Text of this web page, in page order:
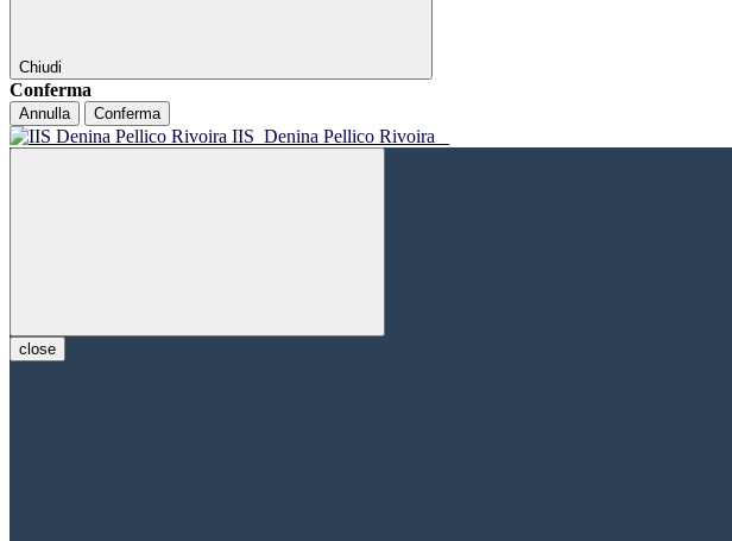
Chiudi
Conferma
Annulla Conferma
IIS Denina Pellico Rivoira
close